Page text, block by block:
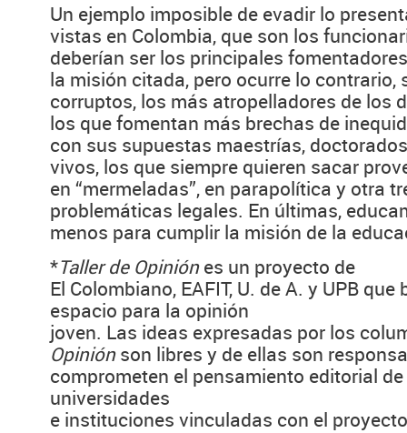
Un ejemplo imposible de evadir lo
vistas en Colombia, que son los
deberían ser los principales
la misión citada, pero ocurre lo contrario,
corruptos, los más atropelladores de los
los que fomentan más brechas de
con sus supuestas maestrías,
vivos, los que siempre quieren sacar
en “mermeladas”, en parapolítica y otra
problemáticas legales. En últimas,
menos para cumplir la misión de la
*Taller de Opiniónes un proyecto de
El Colombiano, EAFIT, U. de A. y UPB
espacio para la opinión
joven. Las ideas expresadas por los
Opiniónson libres y de ellas son
comprometen el pensamiento editorial
universidades
e instituciones vinculadas con el